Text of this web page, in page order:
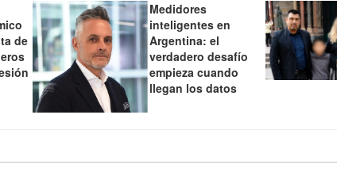
de
Medidores
inteligentes en
Argentina: el
verdadero desafío
empieza cuando
llegan los datos